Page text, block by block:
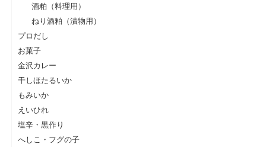
酒粕（料理用）
ねり酒粕（漬物用）
プロだし
お菓子
金沢カレー
干しほたるいか
もみいか
えいひれ
塩辛・黒作り
へしこ・フグの子